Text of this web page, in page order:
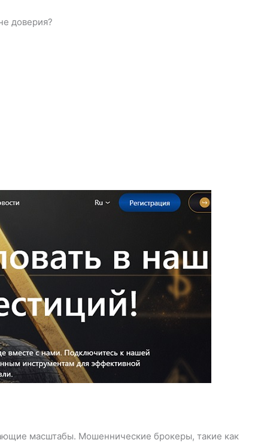
доверия?
масштабы. Мошеннические брокеры, такие как